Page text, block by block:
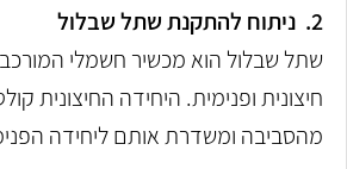
2. ניתוח להתקנת שתל שבלול
שתל שבלול הוא מכשיר חשמלי
חיצונית ופנימית. היחידה החיצונית
מהסביבה ומשדרת אותם ליחידה